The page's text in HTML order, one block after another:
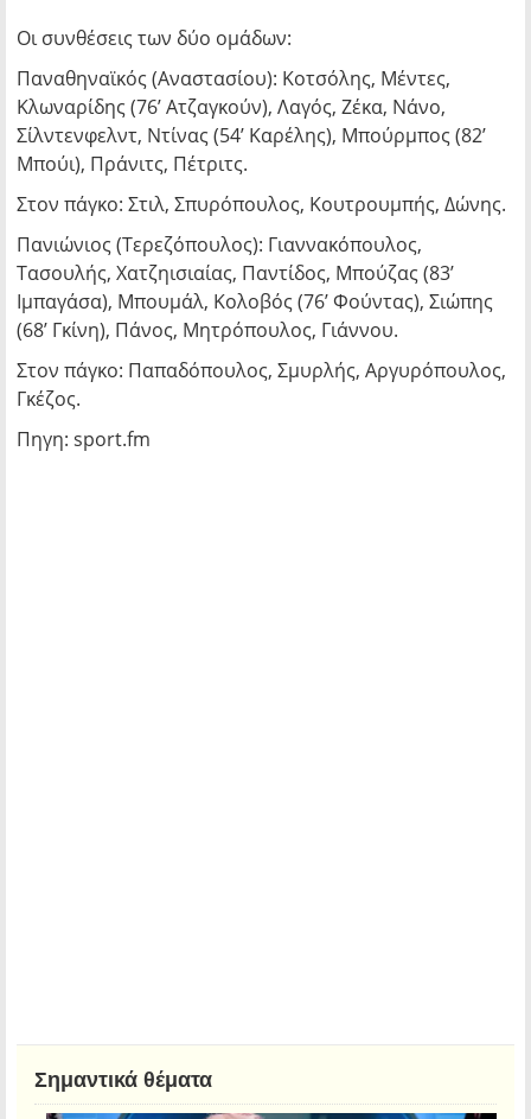
Οι συνθέσεις των δύο ομάδων:
Παναθηναϊκός (Αναστασίου): Κοτσόλης, Μέντες,
Κλωναρίδης (76’ Ατζαγκούν), Λαγός, Ζέκα, Νάνο,
Σίλντενφελντ, Ντίνας (54’ Καρέλης), Μπούρμπος (82’
Μπούι), Πράνιτς, Πέτριτς.
Στον πάγκο: Στιλ, Σπυρόπουλος, Κουτρουμπής, Δώνης.
Πανιώνιος (Τερεζόπουλος): Γιαννακόπουλος,
Τασουλής, Χατζηισιαίας, Παντίδος, Μπούζας (83’
Ιμπαγάσα), Μπουμάλ, Κολοβός (76’ Φούντας), Σιώπης
(68’ Γκίνη), Πάνος, Μητρόπουλος, Γιάννου.
Στον πάγκο: Παπαδόπουλος, Σμυρλής, Αργυρόπουλος,
Γκέζος.
Πηγη: sport.fm
Σημαντικά θέματα